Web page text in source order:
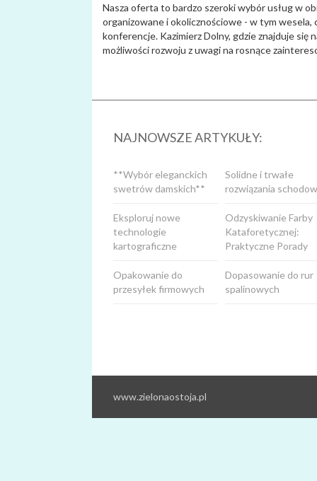
Nasza oferta to bardzo szeroki wybór usług w
organizowane i okolicznościowe - w tym
konferencje. Kazimierz Dolny, gdzie znajduje się
możliwości rozwoju z uwagi na rosnące
NAJNOWSZE ARTYKUŁY:
Solidne i trwałe
rozwiązania
**Wybór eleganckich
swetrów damskich**
Odzyskiwanie Farby
Kataforetycznej:
Praktyczne Porady
Eksploruj nowe
technologie
kartograficzne
Dopasowanie do rur
spalinowych
Opakowanie do
przesyłek firmowych
www.zielonaostoja.pl